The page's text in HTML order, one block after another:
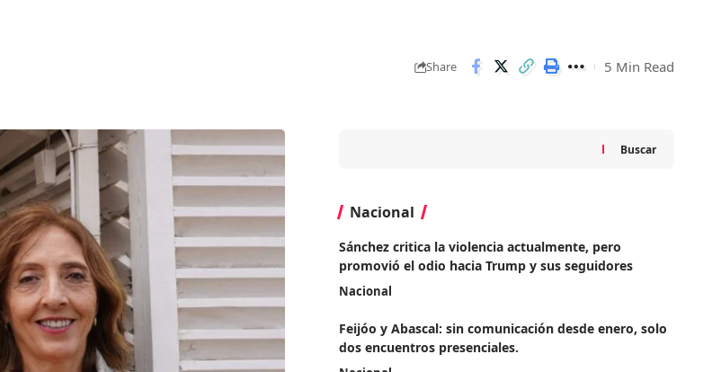
Share 5 Min Read
Buscar
Nacional
Sánchez critica la violencia actualmente, pero
promovió el odio hacia Trump y sus seguidores
Nacional
Feijóo y Abascal: sin comunicación desde enero, solo
dos encuentros presenciales.